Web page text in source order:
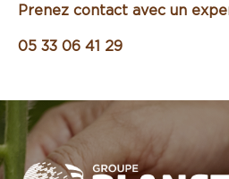
Prenez contact avec un
05 33 06 41 29